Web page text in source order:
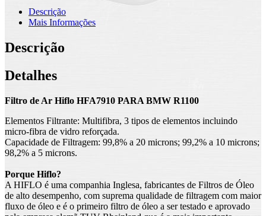
Descrição
Mais Informações
Descrição
Detalhes
Filtro de Ar Hiflo HFA7910 PARA BMW R1100
Elementos Filtrante: Multifibra, 3 tipos de elementos incluindo
micro-fibra de vidro reforçada.
Capacidade de Filtragem: 99,8% a 20 microns; 99,2% a 10 microns;
98,2% a 5 microns.
Porque Hiflo?
A HIFLO é uma companhia Inglesa, fabricantes de Filtros de Óleo
de alto desempenho, com suprema qualidade de filtragem com maior
fluxo de óleo e é o primeiro filtro de óleo a ser testado e aprovado